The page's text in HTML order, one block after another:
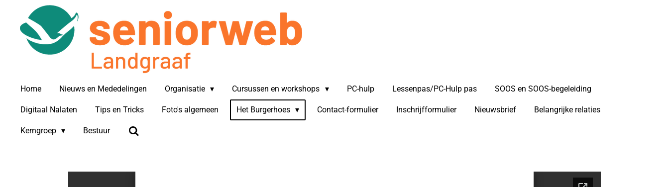
direct
Home Nieuws en Mededelingen Organisatie Cursussen en workshops PC-hulp Lessenpas/PC-Hulp pas SOOS en SOOS-begeleiding
Digitaal Nalaten Tips en Tricks Foto's algemeen Het Burgerhoes Contact-formulier Inschrijfformulier Nieuwsbrief Belangrijke relaties
Kerngroep Bestuur